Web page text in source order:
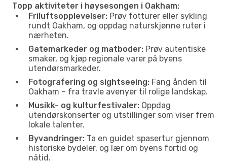
Topp aktiviteter i høysesongen i Oakham:
Friluftsopplevelser: Prøv fotturer eller sykling
rundt Oakham, og oppdag naturskjønne ruter i
nærheten.
Gatemarkeder og matboder: Prøv autentiske
smaker, og kjøp regionale varer på byens
utendørsmarkeder.
Fotografering og sightseeing: Fang ånden til
Oakham – fra travle avenyer til rolige landskap.
Musikk- og kulturfestivaler: Oppdag
utendørskonserter og utstillinger som viser frem
lokale talenter.
Byvandringer: Ta en guidet spasertur gjennom
historiske bydeler, og lær om byens fortid og
nåtid.